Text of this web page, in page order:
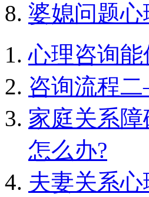
婆媳问题
心理咨询能
咨询流程
家庭关系
怎么办?
夫妻关系